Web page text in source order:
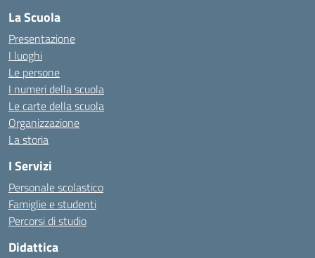
La Scuola
Presentazione
I luoghi
Le persone
I numeri della scuola
Le carte della scuola
Organizzazione
La storia
I Servizi
Personale scolastico
Famiglie e studenti
Percorsi di studio
Didattica